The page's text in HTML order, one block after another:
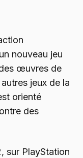
nouveau jeu
œuvres de
jeux de la
orienté
des
sur PlayStation